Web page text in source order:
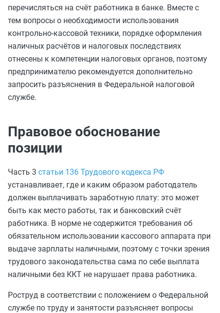
перечисляться на счёт работника в банке. Вместе с
тем вопросы о необходимости использования
контрольно‑кассовой техники, порядке оформления
наличных расчётов и налоговых последствиях
отнесены к компетенции налоговых органов, поэтому
предпринимателю рекомендуется дополнительно
запросить разъяснения в Федеральной налоговой
службе.
Правовое обоснование
позиции
Часть 3 статьи 136 Трудового кодекса РФ
устанавливает, где и каким образом работодатель
должен выплачивать заработную плату: это может
быть как место работы, так и банковский счёт
работника. В норме не содержится требования об
обязательном использовании кассового аппарата при
выдаче зарплаты наличными, поэтому с точки зрения
трудового законодательства сама по себе выплата
наличными без ККТ не нарушает права работника.
Роструд в соответствии с положением о Федеральной
службе по труду и занятости разъясняет вопросы